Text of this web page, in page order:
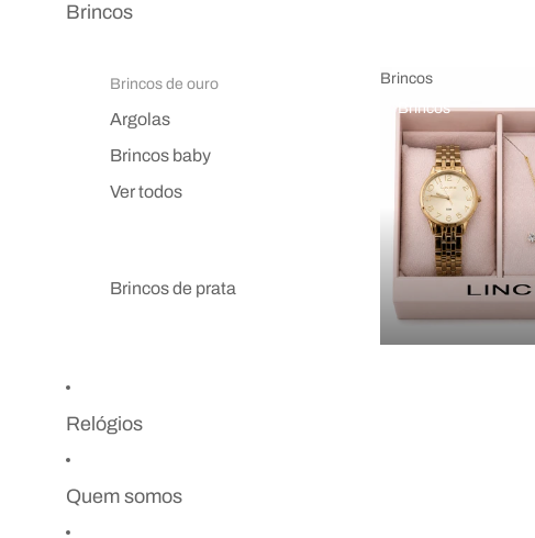
Brincos
Brincos de ouro
Argolas
Brincos baby
Ver todos
Brincos de prata
Brincos
Brincos
Relógios
Quem somos